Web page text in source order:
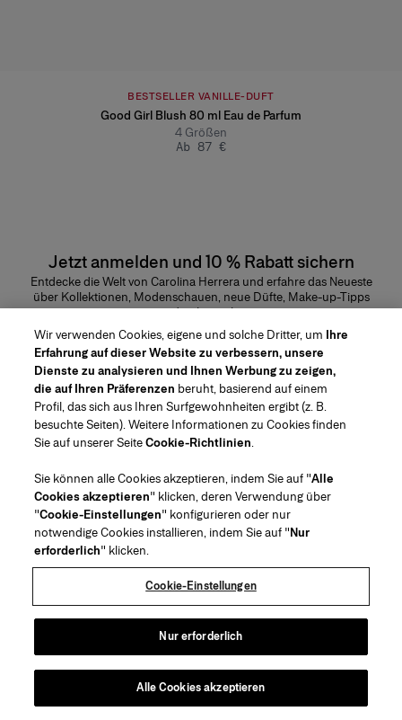
BESTSELLER VANILLE-DUFT
Good Girl Blush 80 ml Eau de Parfum
4 Größen
Ab 87 €
Jetzt anmelden und 10 % Rabatt sichern
Entdecke die Welt von Carolina Herrera und erfahre das Neueste
über Kollektionen, Modenschauen, neue Düfte, Make-up-Tipps
und vieles mehr.
E-Mail-Adresse
Kundenservice
Geschäft finden
Kontaktiere uns
Beauty Versand und Rücksendungen
Meine Bestellung zurücksenden
FAQs
Als Geschenk verpacken
Präferenzzentrum
(öffnet in neuem Tab)
Über uns
House of Herrera
Stellenangebote
(öffnet in neuem Tab)
chcarolinaherrera.com
(öffnet in neuem Tab)
Allgemeine Geschäftsbedingungen
Allgemeine Beauty-
Allgemein Modevertragsbedingungen
Urheberrecht 2026 Carolina Herrera
Carolina Herrera
Wir verwenden Cookies, eigene und solche Dritter, um Ihre
Erfahrung auf dieser Website zu verbessern, unsere
Dienste zu analysieren und Ihnen Werbung zu zeigen,
die auf Ihren Präferenzen beruht, basierend auf einem
Profil, das sich aus Ihren Surfgewohnheiten ergibt (z. B.
besuchte Seiten). Weitere Informationen zu Cookies finden
Sie auf unserer SeiteCookie-Richtlinien.
Sie können alle Cookies akzeptieren, indem Sie auf "Alle
Cookies akzeptieren" klicken, deren Verwendung über
"Cookie-Einstellungen" konfigurieren oder nur
notwendige Cookies installieren, indem Sie auf "Nur
erforderlich" klicken.
Cookie-Einstellungen
Nur erforderlich
Alle Cookies akzeptieren